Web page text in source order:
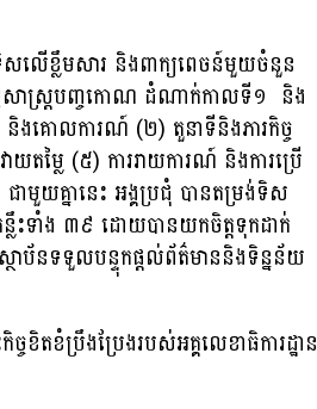
សលើខ្លឹមសារ និងពាក្យពេចន៍មួយចំនួន
ទ្ធសាស្ត្របញ្ចកោណ ដំណាក់កាលទី១ និង
គោលការណ៍ (២) តួនាទីនិងភារកិច្ច
តម្លៃ (៥) ការរាយការណ៍ និងការប្រើ
យគ្នានេះ អង្គប្រជុំ បានតម្រង់ទិស
លឹះទាំង ៣៩ ដោយបានយកចិត្តទុកដាក់
ាប័នទទួលបន្ទុកផ្ដល់ព័ត៌មាននិងទិន្នន័យ
ចខិតខំប្រឹងប្រែងរបស់អគ្គលេខាធិការដ្ឋាន